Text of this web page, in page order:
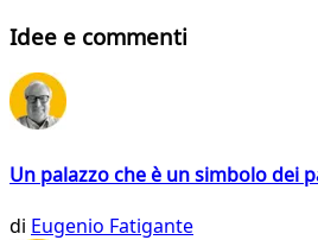
Idee e commenti
Un palazzo che è un simbolo dei
di Eugenio Fatigante